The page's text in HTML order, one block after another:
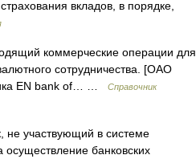
вкладов, в порядке,
коммерческие операции для
сотрудничества. [ОАО
EN bank of… …
Справочник
не участвующий в системе
осуществление банковских